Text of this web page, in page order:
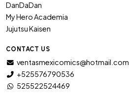
DanDaDan
My Hero Academia
Jujutsu Kaisen
CONTACT US
ventasmexicomics@hotmail.com
+525576790536
525522524469